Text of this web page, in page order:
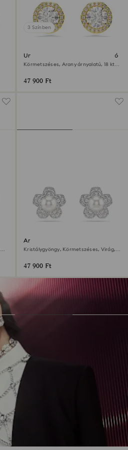
3 Színben
Una Angelic bedugós fülbevaló
Körmetszéses, Arany árnyalatú, 18 kt-
47 900 Ft
Ariana Grande x Swarovski
bedugós fülbevaló
Kristálygyöngy, Körmetszéses, Virág,
47 900 Ft